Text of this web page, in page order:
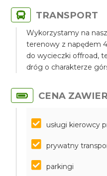
TRANSPORT
Wykorzystamy na
terenowy z napędem
do wycieczki offroad,
dróg o charakterze
CENA
usługi kierowcy
prywatny
parkingi